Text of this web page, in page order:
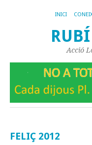
INICI
Acció
FELIÇ 2012